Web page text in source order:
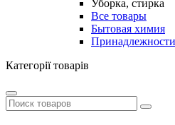
Уборка, стирка
Все товары
Бытовая химия
Категорії товарів